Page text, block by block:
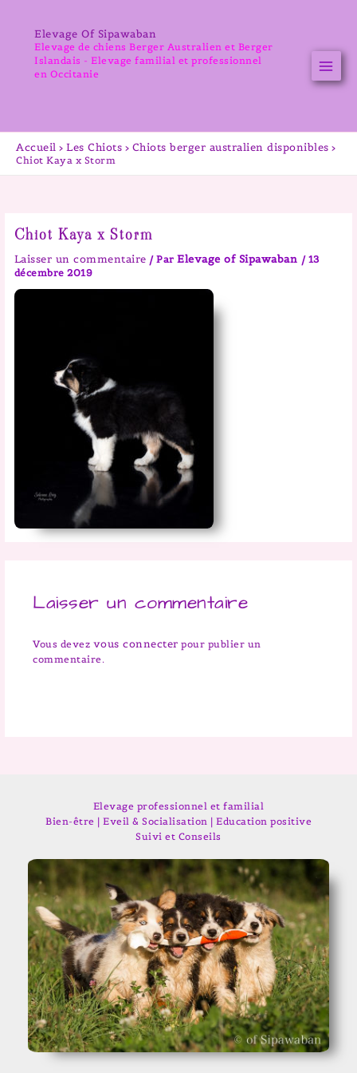
contenuElevage Of Sipawaban
Elevage de chiens Berger Australien et Berger
Islandais - Elevage familial et professionnel
en Occitanie
Accueil Les Chiots Chiots berger australien disponibles
Chiot Kaya x Storm
Chiot Kaya x Storm
Laisser un commentaire / ParElevage of Sipawaban / 13
décembre 2019
Laisser un commentaire
Vous devez vous connecter pour publier un
commentaire.
Elevage professionnel et familial
Bien-être | Eveil & Socialisation | Education positive
Suivi et Conseils